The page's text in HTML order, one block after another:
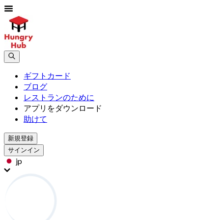
ギフトカード
ブログ
レストランのために
アプリをダウンロード
助けて
新規登録
サインイン
jp